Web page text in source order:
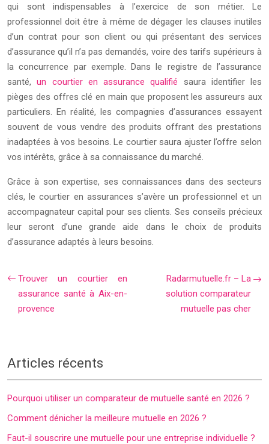
qui sont indispensables à l’exercice de son métier. Le
professionnel doit être à même de dégager les clauses inutiles
d’un contrat pour son client ou qui présentant des services
d’assurance qu’il n’a pas demandés, voire des tarifs supérieurs à
la concurrence par exemple. Dans le registre de l’assurance
santé,un courtier en assurance qualifié saura identifier les
pièges des offres clé en main que proposent les assureurs aux
particuliers. En réalité, les compagnies d’assurances essayent
souvent de vous vendre des produits offrant des prestations
inadaptées à vos besoins. Le courtier saura ajuster l’offre selon
vos intérêts, grâce à sa connaissance du marché.
Grâce à son expertise, ses connaissances dans des secteurs
clés, le courtier en assurances s’avère un professionnel et un
accompagnateur capital pour ses clients. Ses conseils précieux
leur seront d’une grande aide dans le choix de produits
d’assurance adaptés à leurs besoins.
Trouver un courtier en
assurance santé à Aix-en-
provence
Radarmutuelle.fr – La
solution comparateur
mutuelle pas cher
Articles récents
Pourquoi utiliser un comparateur de mutuelle santé en 2026 ?
Comment dénicher la meilleure mutuelle en 2026 ?
Faut-il souscrire une mutuelle pour une entreprise individuelle ?